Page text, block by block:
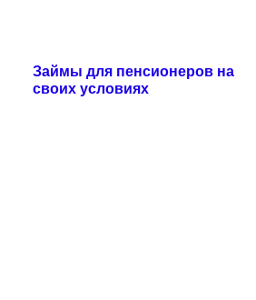
Займы для пенсионеров на
своих условиях